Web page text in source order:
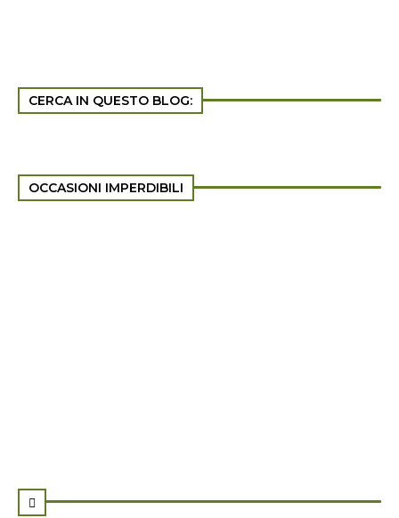
CERCA IN QUESTO BLOG:
OCCASIONI IMPERDIBILI
